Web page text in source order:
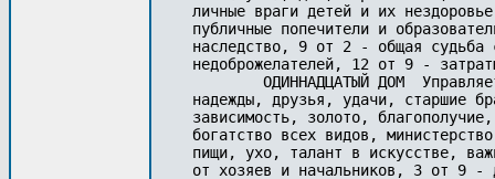
личные враги детей и их
публичные попечители и
наследство, 9 от 2 - общая
недоброжелателей, 12 от 9 -
ОДИННАДЦАТЫЙ ДОМ
надежды, друзья, удачи, старшие
зависимость, золото,
богатство всех видов,
пищи, ухо, талант в искусстве,
от хозяев и начальников, 3 от 9 -